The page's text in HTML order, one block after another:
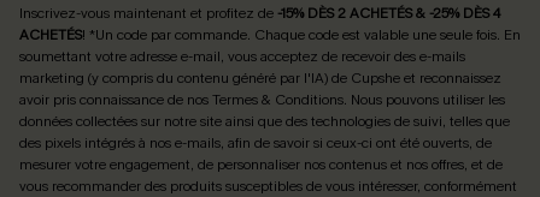
Inscrivez-vous maintenant et profitez de -15% DÈS 2 ACHETÉS & -25% DÈS 4
ACHETÉS! *Un code par commande. Chaque code est valable une seule fois. En
soumettant votre adresse e-mail, vous acceptez de recevoir des e-mails
marketing (y compris du contenu généré par l'IA) de Cupshe et reconnaissez
avoir pris connaissance de nosTermes & Conditions. Nous pouvons utiliser les
données collectées sur notre site ainsi que des technologies de suivi, telles que
des pixels intégrés à nos e-mails, afin de savoir si ceux-ci ont été ouverts, de
mesurer votre engagement, de personnaliser nos contenus et nos offres, et de
vous recommander des produits susceptibles de vous intéresser, conformément